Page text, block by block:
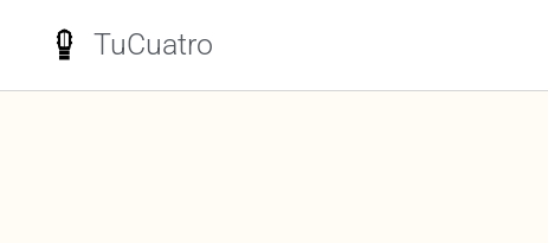
TuCuatro